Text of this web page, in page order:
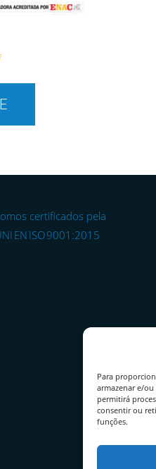
Para
armazenar e/
permitirá
consentir ou
funções.
certificados pela
EN ISO 9001:2015